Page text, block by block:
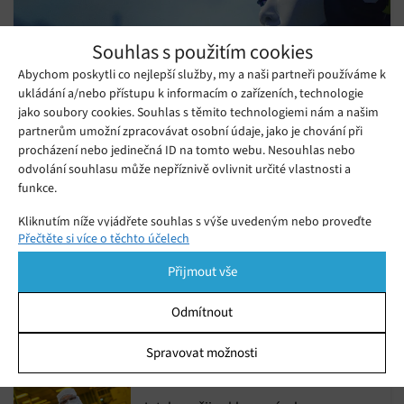
Souhlas s použitím cookies
Abychom poskytli co nejlepší služby, my a naši partneři používáme k
ukládání a/nebo přístupu k informacím o zařízeních, technologie
jako soubory cookies. Souhlas s těmito technologiemi nám a našim
partnerům umožní zpracovávat osobní údaje, jako je chování při
procházení nebo jedinečná ID na tomto webu. Nesouhlas nebo
odvolání souhlasu může nepříznivě ovlivnit určité vlastnosti a
funkce.
Kliknutím níže vyjádřete souhlas s výše uvedeným nebo proveďte
podrobnější rozhodnutí. Vaše volby budou použity pouze na tomto
pomocí přepínačů v Zásadách cookies nebo kliknutím na tlačítko
Spravovat souhlas ve spodní části obrazovky.
Ukládání a/nebo přístup k informacím v zařízení, Porozumění
publiku prostřednictvím statistik nebo kombinací údajů z
Přečtěte si více o těchto účelech
Přijmout vše
Odmítnout
Spravovat možnosti
Bungie údajně propouští zaměstnance,
Shape
Úterý 31. 10. 2023 Samuel
Máme pro vás špatnou zprávu: společnost Bungie údajně
propustila neznámý počet zaměstnanců a odložila dvě
netrpělivě očekávané hry – rozšíření Destiny 2 The Final Shape
Sobota 21. 10. 2023 Samuel